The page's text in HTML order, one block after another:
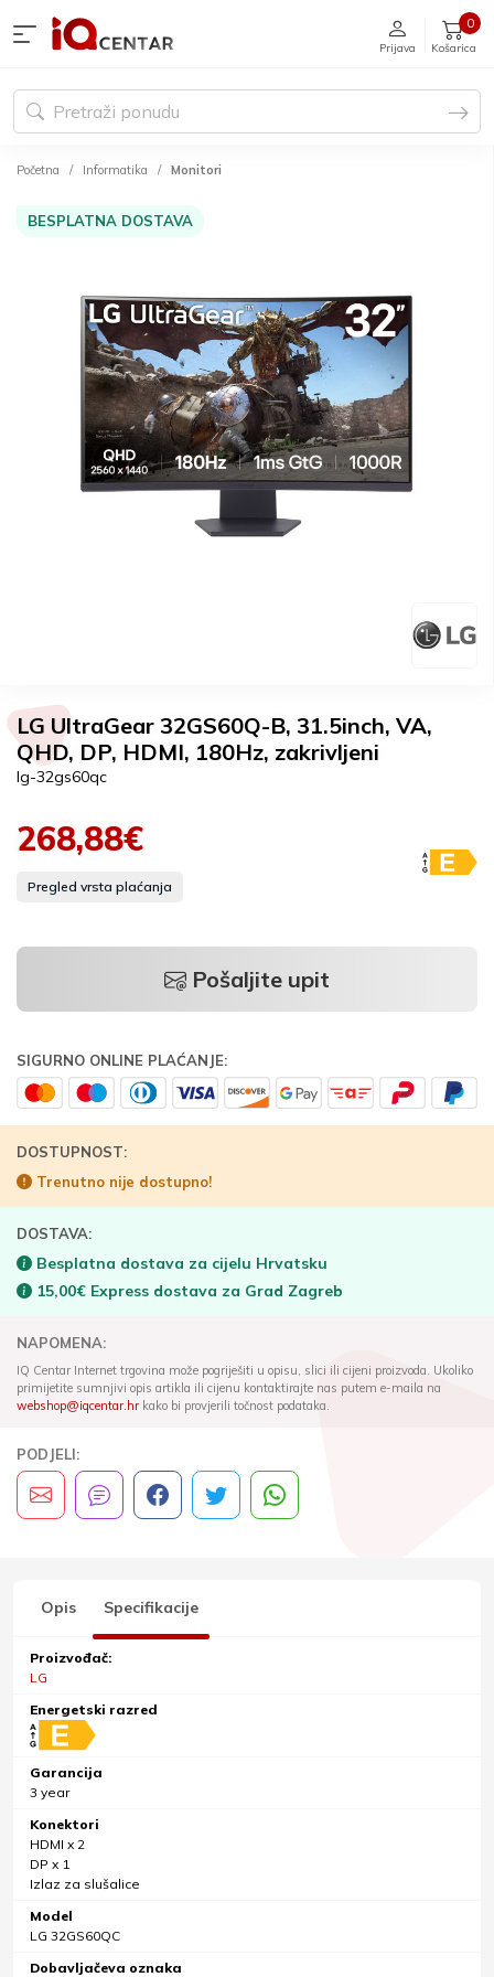
Prijava Košarica
0
Početna Informatika Monitori
BESPLATNA DOSTAVA
LG UltraGear 32GS60Q-B, 31.5inch, VA,
QHD, DP, HDMI, 180Hz, zakrivljeni
lg-32gs60qc
268,88€
Pregled vrsta plaćanja
Pošaljite upit
SIGURNO ONLINE PLAĆANJE:
DOSTUPNOST:
Trenutno nije dostupno!
DOSTAVA:
Besplatna dostava za cijelu Hrvatsku
15,00€ Express dostava za Grad Zagreb
NAPOMENA:
IQ Centar Internet trgovina može pogriješiti u opisu, slici ili cijeni proizvoda. Ukoliko
primijetite sumnjivi opis artikla ili cijenu kontaktirajte nas putem e-maila na
webshop@iqcentar.hrkako bi provjerili točnost podataka.
PODJELI:
Opis Specifikacije
Proizvođač:
LG
Energetski razred
Garancija
3 year
Konektori
HDMI x 2
DP x 1
Izlaz za slušalice
Model
LG 32GS60QC
Dobavljačeva oznaka